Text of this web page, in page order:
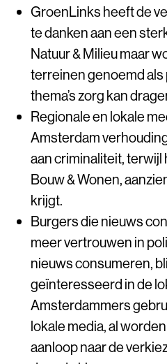
GroenLinks heeft de
te danken aan een
Natuur & Milieu maar
terreinen genoemd als
thema’s zorg kan
Regionale en lokale
Amsterdam
aan criminaliteit, terwijl
Bouw & Wonen,
krijgt.
Burgers die nieuws
meer vertrouwen in
nieuws consumeren,
geïnteresseerd in de
Amsterdammers
lokale media, al
aanloop naar de